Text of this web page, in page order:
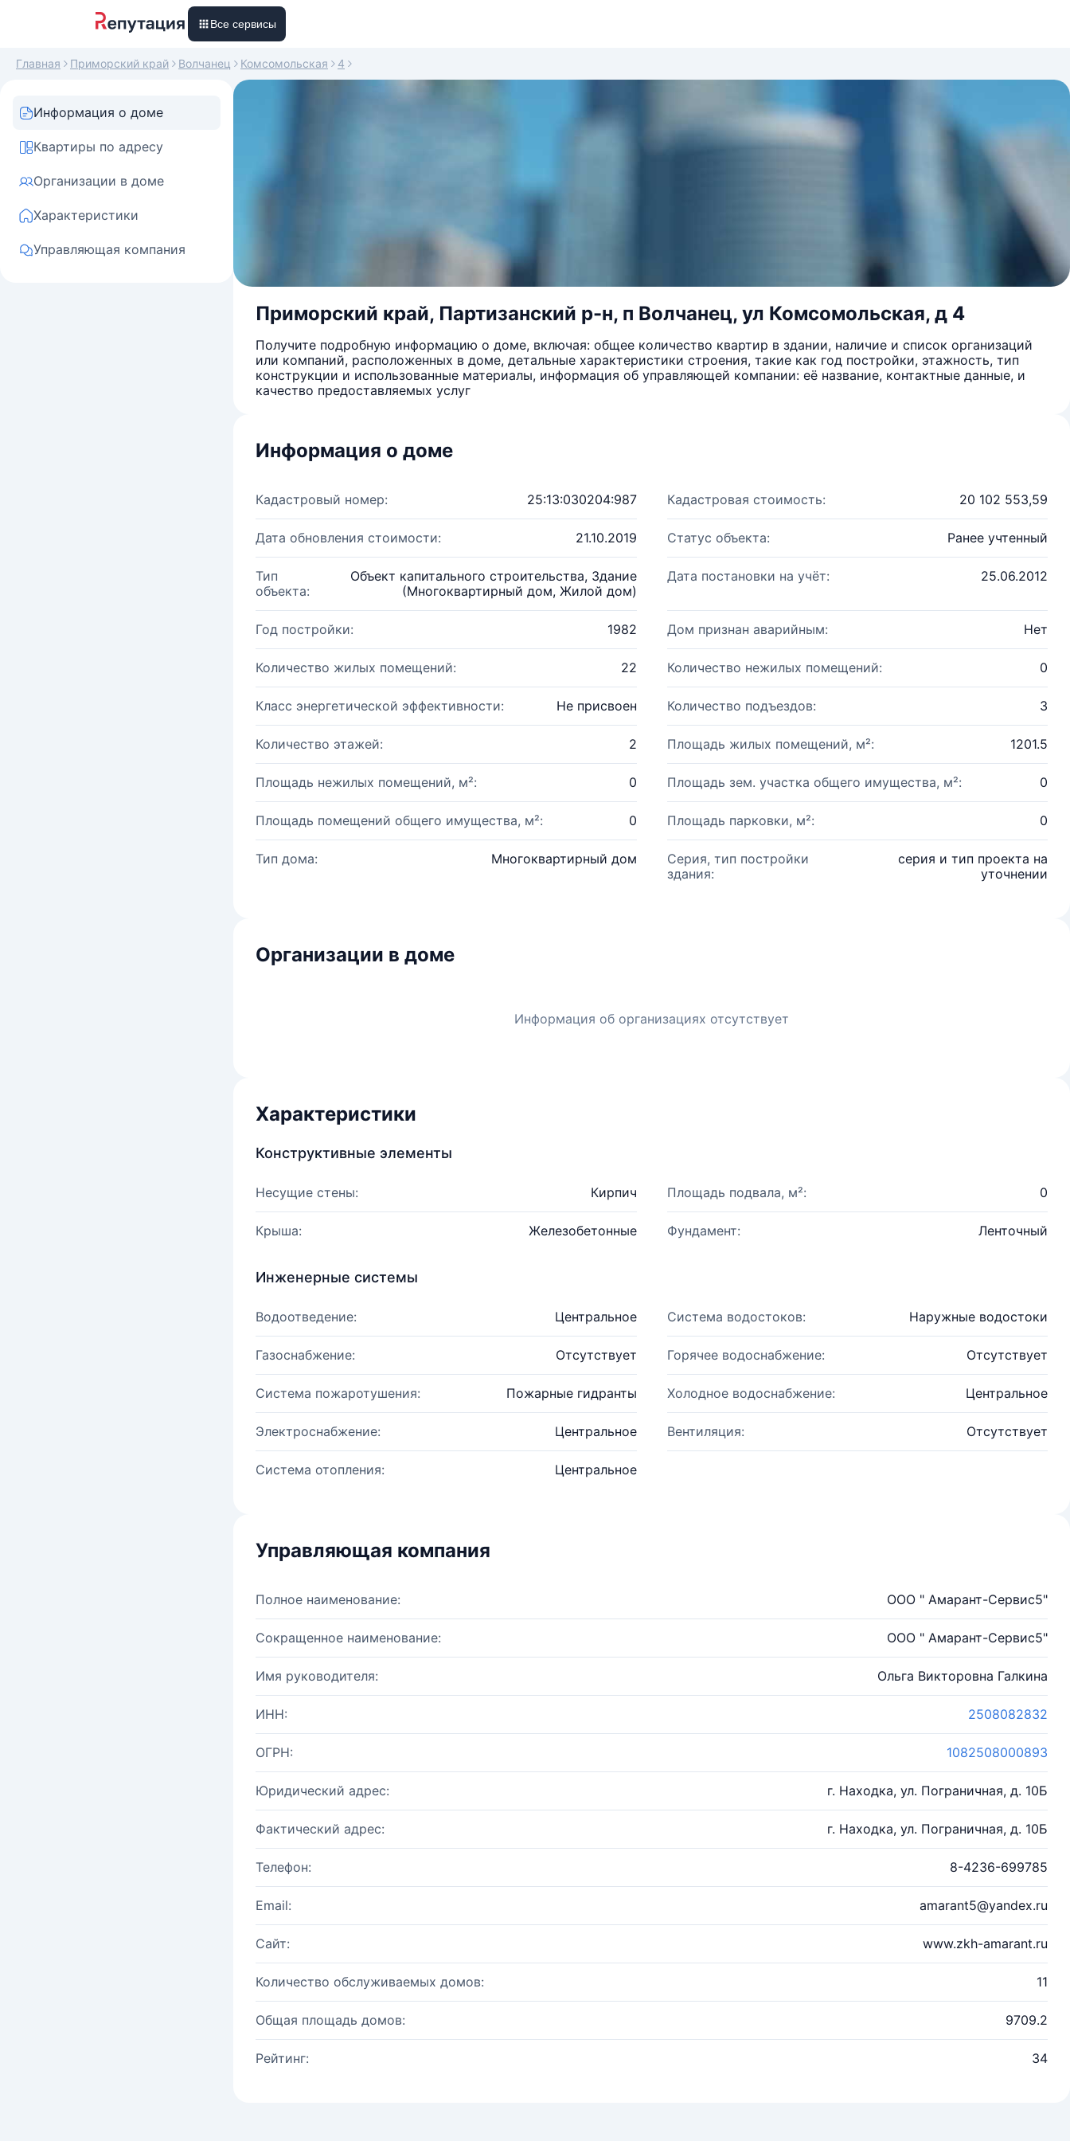
Все сервисы
Главная Приморский край Волчанец Комсомольская 4
Информация о доме
Квартиры по адресу
Организации в доме
Характеристики
Управляющая компания
Приморский край, Партизанский р-н, п Волчанец, ул Комсомольская, д 4
Получите подробную информацию о доме, включая: общее количество квартир в здании, наличие и список организаций
или компаний, расположенных в доме, детальные характеристики строения, такие как год постройки, этажность, тип
конструкции и использованные материалы, информация об управляющей компании: её название, контактные данные, и
качество предоставляемых услуг
Информация о доме
Кадастровый номер: 25:13:030204:987 Кадастровая стоимость: 20 102 553,59
Дата обновления стоимости: 21.10.2019 Статус объекта: Ранее учтенный
Тип
объекта:
Объект капитального строительства, Здание
(Многоквартирный дом, Жилой дом)
Дата постановки на учёт: 25.06.2012
Год постройки: 1982 Дом признан аварийным: Нет
Количество жилых помещений: 22 Количество нежилых помещений: 0
Класс энергетической эффективности: Не присвоен Количество подъездов: 3
Количество этажей: 2 Площадь жилых помещений, м²: 1201.5
Площадь нежилых помещений, м²: 0 Площадь зем. участка общего имущества, м²: 0
Площадь помещений общего имущества, м²: 0 Площадь парковки, м²: 0
Тип дома: Многоквартирный дом
Серия, тип постройки
здания:
серия и тип проекта на
уточнении
Организации в доме
Информация об организациях отсутствует
Характеристики
Конструктивные элементы
Несущие стены: Кирпич Площадь подвала, м²: 0
Крыша: Железобетонные Фундамент: Ленточный
Инженерные системы
Водоотведение: Центральное Система водостоков: Наружные водостоки
Газоснабжение: Отсутствует Горячее водоснабжение: Отсутствует
Система пожаротушения: Пожарные гидранты Холодное водоснабжение: Центральное
Электроснабжение: Центральное Вентиляция: Отсутствует
Система отопления: Центральное
Управляющая компания
Полное наименование: ООО " Амарант-Сервис5"
Сокращенное наименование: ООО " Амарант-Сервис5"
Имя руководителя: Ольга Викторовна Галкина
ИНН: 2508082832
ОГРН: 1082508000893
Юридический адрес: г. Находка, ул. Пограничная, д. 10Б
Фактический адрес: г. Находка, ул. Пограничная, д. 10Б
Телефон: 8-4236-699785
Email: amarant5@yandex.ru
Сайт: www.zkh-amarant.ru
Количество обслуживаемых домов: 11
Общая площадь домов: 9709.2
Рейтинг: 34